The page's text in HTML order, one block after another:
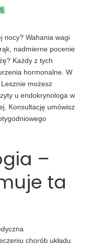
nocy? Wahania wagi
nadmierne pocenie
Każdy z tych
hormonalne. W
możesz
u endokrynologa w
Konsultację umówisz
–
ta
chorób układu